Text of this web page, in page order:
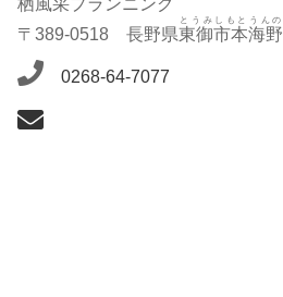
栖風采プランニング
〒389-0518 長野県東御市本海野
とうみしもとうんの
0268-64-7077